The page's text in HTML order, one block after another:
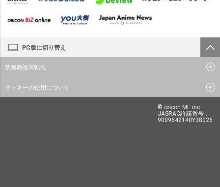
PC版に切り替え
禁無断複写転載
クッキーの使用について
© oricon ME inc.
JASRAC許諾番号：
9009642140Y38026